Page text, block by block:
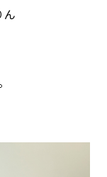
ん